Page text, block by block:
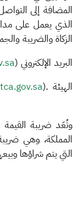
الزكاة والضريبة
البريد الإلكتروني (
الهيئة .(
وتُعَد ضريبة
المملكة، وهي
التي يتم شراؤها